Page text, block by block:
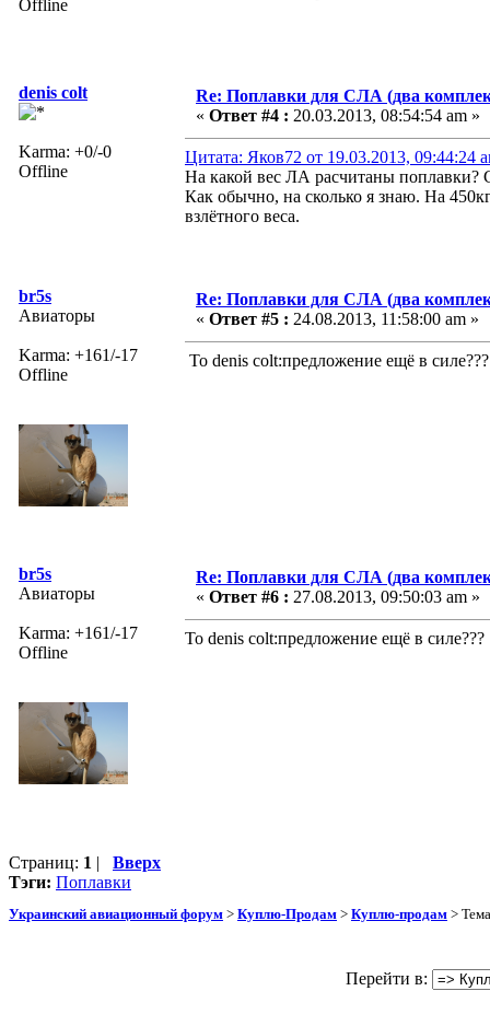
Offline
denis colt
Karma: +0/-0
Offline
Re: Поплавки для СЛА (два
« Ответ #4 : 20.03.2013, 08:54:54 am »
Цитата: Яков72 от 19.03.2013, 09:44:24
На какой вес ЛА расчитаны поплавки?
Как обычно, на сколько я знаю. На
взлётного веса.
br5s
Авиаторы
Karma: +161/-17
Offline
Re: Поплавки для СЛА (два
« Ответ #5 : 24.08.2013, 11:58:00 am »
To denis colt:предложение ещё в
br5s
Авиаторы
Karma: +161/-17
Offline
Re: Поплавки для СЛА (два
« Ответ #6 : 27.08.2013, 09:50:03 am »
To denis colt:предложение ещё в силе???
Страниц: 1 | Вверх
Тэги: Поплавки
Украинский авиационный форум > Куплю-Продам > Куплю-продам >
Перейти в: